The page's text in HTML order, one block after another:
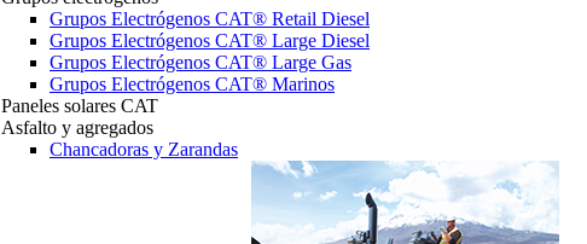
Grupos Electrógenos CAT® Retail Diesel
Grupos Electrógenos CAT® Large Diesel
Grupos Electrógenos CAT® Large Gas
Grupos Electrógenos CAT® Marinos
Paneles solares CAT
Asfalto y agregados
Chancadoras y Zarandas